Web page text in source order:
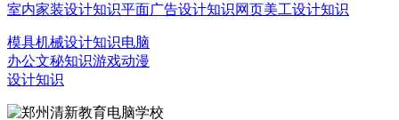
室内家装设计知识平面广告设计知识网页美工设计知识
模具机械设计知识电脑
办公文秘知识游戏动漫
设计知识